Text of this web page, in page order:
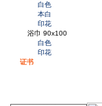
白色
本白
印花
浴巾 90x100
白色
印花
证书